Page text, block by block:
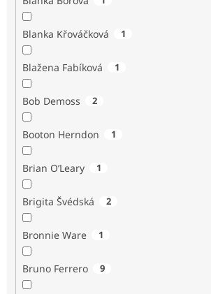
Blanka Křováčková 1
Blažena Fabíková 1
Bob Demoss 2
Booton Herndon 1
Brian O’Leary 1
Brigita Švédská 2
Bronnie Ware 1
Bruno Ferrero 9